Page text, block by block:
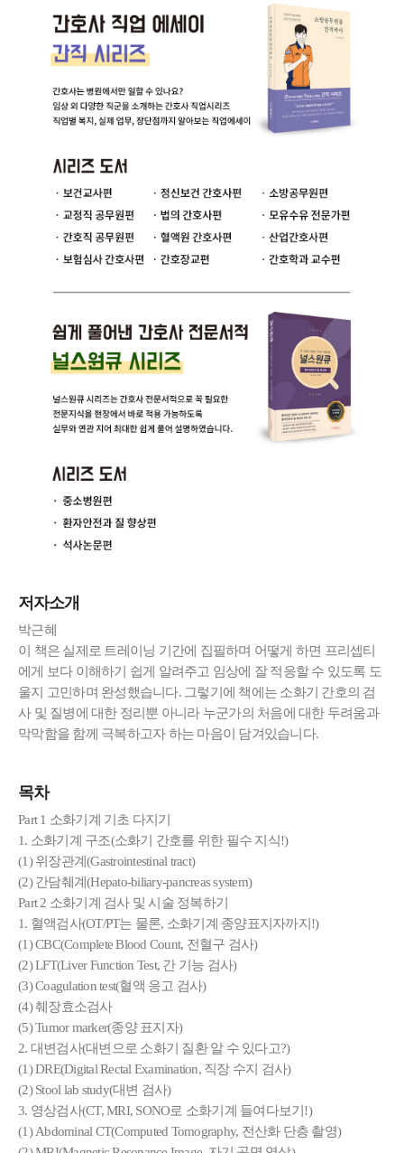
저자소개
박근혜
이 책은 실제로 트레이닝 기간에 집필하며 어떻게 하면 프리셉티
에게 보다 이해하기 쉽게 알려주고 임상에 잘 적응할 수 있도록 도
울지 고민하며 완성했습니다. 그렇기에 책에는 소화기 간호의 검
사 및 질병에 대한 정리뿐 아니라 누군가의 처음에 대한 두려움과
막막함을 함께 극복하고자 하는 마음이 담겨있습니다.
목차
Part 1 소화기계 기초 다지기
1. 소화기계 구조(소화기 간호를 위한 필수 지식!)
(1) 위장관계(Gastrointestinal tract)
(2) 간담췌계(Hepato-biliary-pancreas system)
Part 2 소화기계 검사 및 시술 정복하기
1. 혈액검사(OT/PT는 물론, 소화기계 종양표지자까지!)
(1) CBC(Complete Blood Count, 전혈구 검사)
(2) LFT(Liver Function Test, 간 기능 검사)
(3) Coagulation test(혈액 응고 검사)
(4) 췌장효소검사
(5) Tumor marker(종양 표지자)
2. 대변검사(대변으로 소화기 질환 알 수 있다고?)
(1) DRE(Digital Rectal Examination, 직장 수지 검사)
(2) Stool lab study(대변 검사)
3. 영상검사(CT, MRI, SONO로 소화기계 들여다보기!)
(1) Abdominal CT(Computed Tomography, 전산화 단층 촬영)